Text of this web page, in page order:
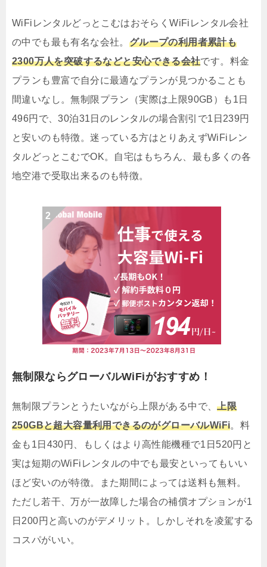
WiFiレンタルどっとこむはおそらくWiFiレンタル会社
の中でも最も有名な会社。 グループの利用者累計も
2300万人を突破するなどと安心できる会社です。料金
プランも豊富で自分に最適なプランが見つかることも
間違いなし。無制限プラン（実際は上限90GB）も1日
496円で、30泊31日のレンタルの場合割引で1日239円
と安いのも特徴。迷っている方はとりあえずWiFiレン
タルどっとこむでOK。自宅はもちろん、最も多くの各
地空港で受取出来るのも特徴。
無制限ならグローバルWiFiがおすすめ！
無制限プランとうたいながら上限がある中で、上限
250GBと超大容量利用できるのがグローバルWiFi。料
金も1日430円、もしくはより高性能機種で1日520円と
実は短期のWiFiレンタルの中でも最安といってもいい
ほど安いのが特徴。また期間によっては送料も無料。
ただし若干、万が一故障した場合の補償オプションが1
日200円と高いのがデメリット。しかしそれを凌駕する
コスパがいい。